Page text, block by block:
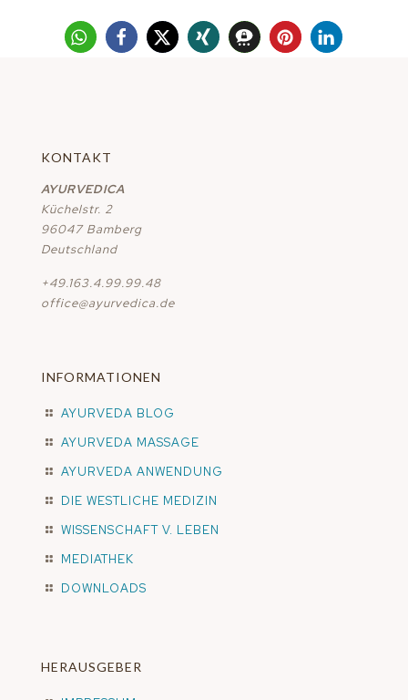
KONTAKT
AYURVEDICA
Küchelstr. 2
96047 Bamberg
Deutschland
+49.163.4.99.99.48
office@ayurvedica.de
INFORMATIONEN
AYURVEDA BLOG
AYURVEDA MASSAGE
AYURVEDA ANWENDUNG
DIE WESTLICHE MEDIZIN
WISSENSCHAFT V. LEBEN
MEDIATHEK
DOWNLOADS
HERAUSGEBER